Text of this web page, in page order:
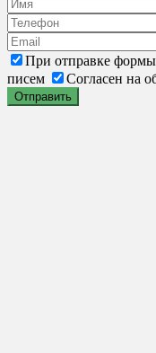
При отправке формы
писем
Согласен на